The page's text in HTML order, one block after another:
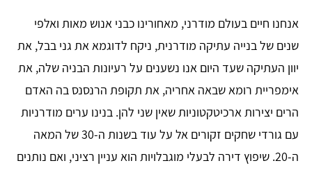
אנחנו חיים בעולם מודרני, מאחורינו כבני אנוש מאות ואלפי
שנים של בנייה עתיקה מודרנית, ניקח לדוגמא את גני בבל, את
יוון העתיקה שעד היום אנו נשענים על רעיונות הבניה שלה, את
אימפריית רומא שבאה אחריה, את תקופת הרנסנס בה האדם
הרים יצירות ארכיטקטוניות שאין שני להן. בנינו ערים מודרניות
עם גורדי שחקים זקורים אל על עוד בשנות ה-30 של המאה
ה-20. שיפוץ דירה לבעלי מוגבלויות הוא עניין רציני, ואם נותנים